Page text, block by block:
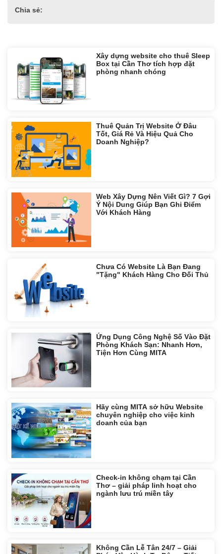
Chia sẻ:
Xây dựng website cho thuê Sleep
Box tại Cần Thơ tích hợp đặt
phòng nhanh chóng
Thuê Quản Trị Website Ở Đâu
Tốt, Giá Rẻ Và Hiệu Quả Cho
Doanh Nghiệp?
Web Xây Dựng Nên Viết Gì? 7 Gợi
Ý Nội Dung Giúp Bạn Ghi Điểm
Với Khách Hàng
Chưa Có Website Là Bạn Đang
"Tặng" Khách Hàng Cho Đối Thủ
Ứng Dụng Công Nghệ Số Vào Đặt
Phòng Khách Sạn: Nhanh Hơn,
Tiện Hơn Cùng MITA
Hãy cùng MITA sở hữu Website
chuyên nghiệp cho việc kinh
doanh của bạn
Check-in không chạm tại Cần
Thơ – giải pháp linh hoạt cho
ngành lưu trú miền tây
Không Cần Lễ Tân 24/7 – Giải